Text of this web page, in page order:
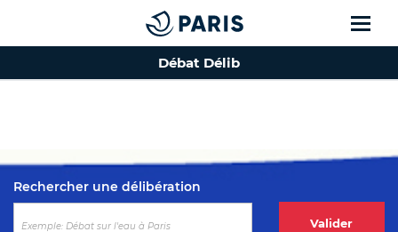
Top of the page
Débat Délib
Rechercher une délibération
Valider